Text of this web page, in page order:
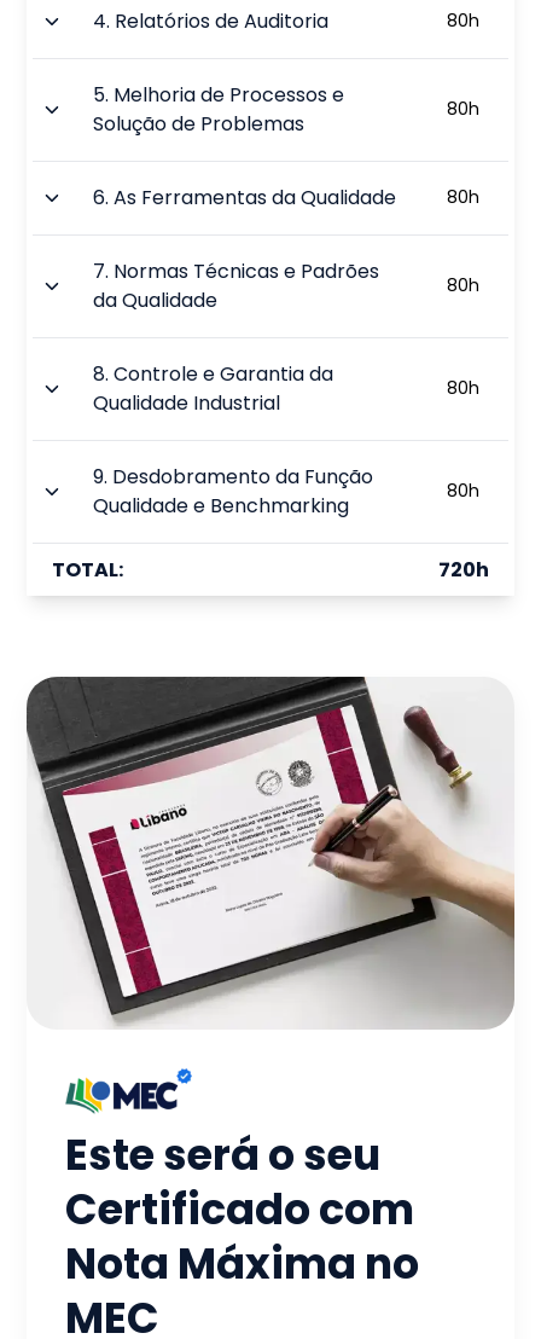
4. Relatórios de Auditoria 80h
5. Melhoria de Processos e
Solução de Problemas
80h
6.As Ferramentas da Qualidade 80h
7. Normas Técnicas e Padrões
da Qualidade
80h
8.Controle e Garantia da
Qualidade Industrial
80h
9. Desdobramento da Função
Qualidade e Benchmarking
80h
TOTAL: 720h
Este será o seu
Certificado com
Nota Máxima no
MEC